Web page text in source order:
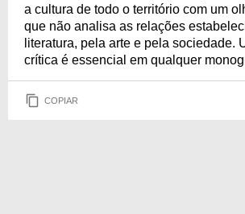
a cultura de todo o território com um
que não analisa as relações
literatura, pela arte e pela sociedade.
crítica é essencial em qualquer
COPIAR